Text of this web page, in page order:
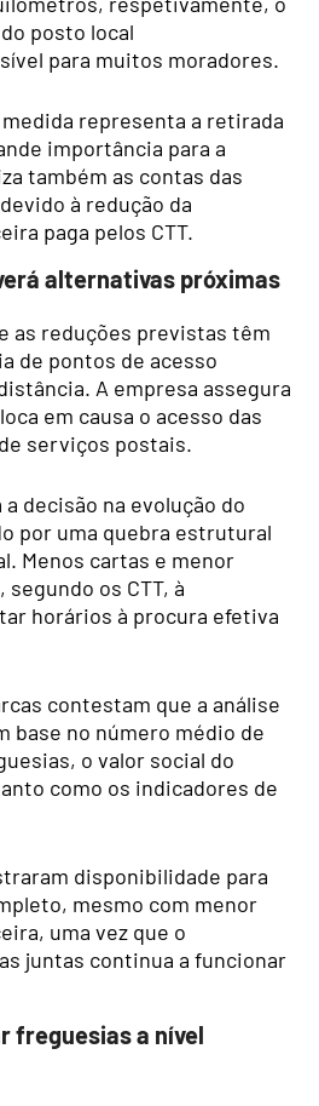
posto local
para muitos moradores.
representa a retirada
importância para a
também as contas das
à redução da
paga pelos CTT.
alternativas próximas
as reduções previstas têm
de pontos de acesso
A empresa assegura
em causa o acesso das
serviços postais.
decisão na evolução do
por uma quebra estrutural
Menos cartas e menor
os CTT, à
horários à procura efetiva
contestam que a análise
base no número médio de
o valor social do
como os indicadores de
disponibilidade para
mesmo com menor
uma vez que o
juntas continua a funcionar
freguesias a nível